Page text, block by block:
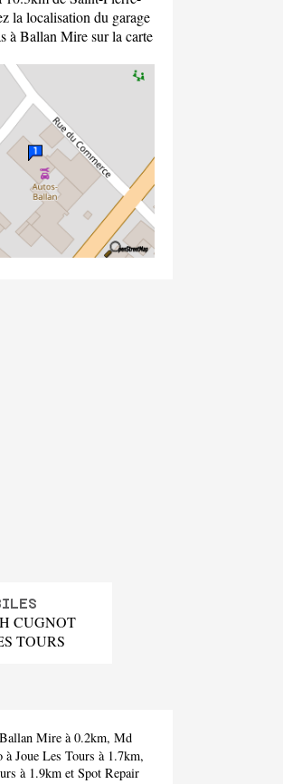
la localisation du garage
à Ballan Mire sur la carte
CUGNOT
TOURS
Mire à 0.2km, Md
à Joue Les Tours à 1.7km,
à 1.9km et Spot Repair